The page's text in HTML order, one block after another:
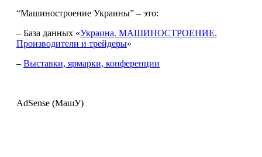
“Машиностроение Украины” – это:
– База данных «Украина. МАШИНОСТРОЕНИЕ.
Производители и трейдеры»
– Выставки, ярмарки, конференции
AdSense (МашУ)